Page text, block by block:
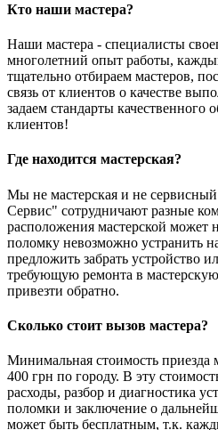
Кто наши мастера?
Наши мастера - специалисты
многолетний опыт работы,
тщательно отбираем мастеров,
связь от клиентов о качестве
задаем стандарты
клиентов!
Где находится мастерская?
Мы не мастерская и не
Сервис" сотрудничают разные
расположения мастерской может
поломку невозможно устранить
предложить забрать устройство
требующую ремонта в
привезти обратно.
Сколько стоит вызов мастера?
Минимальная стоимость приезда
400 грн по городу. В эту
расходы, разбор и диагностика
поломки и заключение о
может быть бесплатным, т.к.